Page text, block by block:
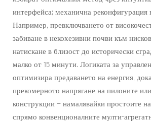
интерфейса; механична реконфигурация
Например, превключването от
забиване в некохезивни почви към
натискане в близост до исторически
малко от 15 минути. Логиката за
оптимизира предаването на енергия,
прекомерното напрягане на пилоните
конструкции — намалявайки простоите
спрямо конвенционалните мулти-